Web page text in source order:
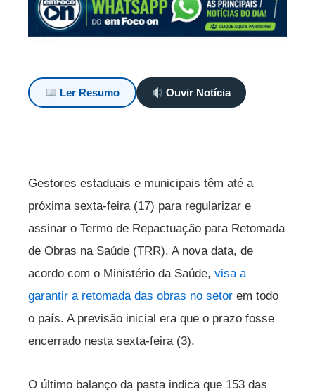
Ler Resumo Ouvir Notícia
Gestores estaduais e municipais têm até a
próxima sexta-feira (17) para regularizar e
assinar o Termo de Repactuação para Retomada
de Obras na Saúde (TRR). A nova data, de
acordo com o Ministério da Saúde, visa a
garantir a retomada das obras no setor em todo
o país. A previsão inicial era que o prazo fosse
encerrado nesta sexta-feira (3).
O último balanço da pasta indica que 153 das